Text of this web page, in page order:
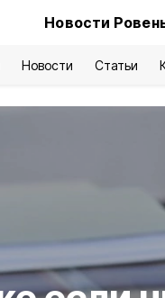
Новости
Новости Статьи